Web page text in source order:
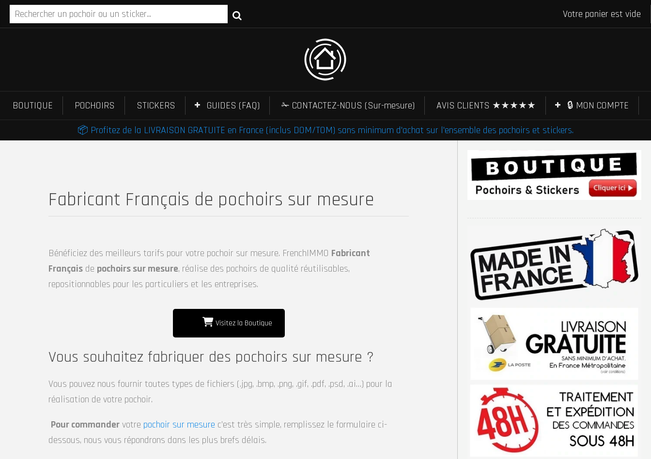
Votre panier est vide
BOUTIQUE POCHOIRS STICKERS GUIDES (FAQ) ✁ CONTACTEZ-NOUS (Sur-mesure) AVIS CLIENTS ★★★★★
🔒 MON COMPTE
📦 Profitez de la LIVRAISON GRATUITE en France (inclus DOM/TOM) sans minimum d'achat sur l'ensemble des pochoirs et stickers.
Fabricant Français de pochoirs sur mesure
Bénéficiez des meilleurs tarifs pour votre pochoir sur mesure. FrenchIMMO Fabricant
Français de pochoirs sur mesure, réalise des pochoirs de qualité réutilisables,
repositionnables pour les particuliers et les entreprises.
Visitez la Boutique
Vous souhaitez fabriquer des pochoirs sur mesure ?
Vous pouvez nous fournir toutes types de fichiers (.jpg, .bmp, .png, .gif, .pdf, .psd, .ai…) pour la
réalisation de votre pochoir.
Pour commandervotre pochoir sur mesure c’est très simple, remplissez le formulaire ci-
dessous, nous vous répondrons dans les plus brefs délais.